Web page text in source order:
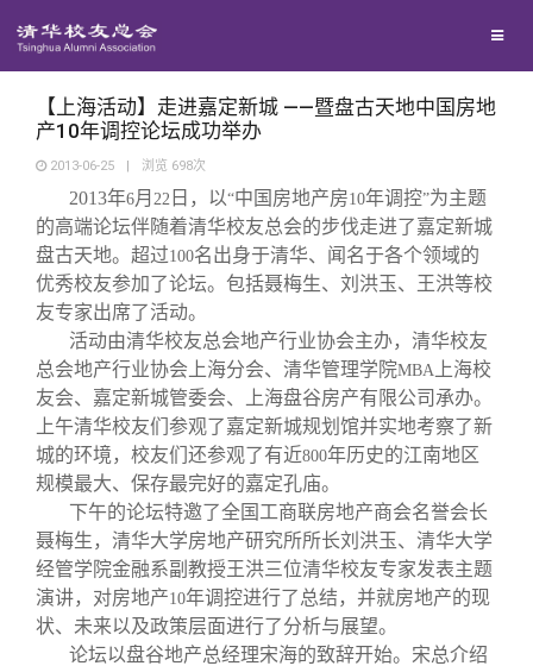
地区联络
年级联络
院系校友工作
兴趣群体
西南联大校友会
回馈母校
捐赠项目
捐赠新闻
捐赠方法
义工计划
媒体平台
《清华校友通讯》
我要订阅
新媒体平台
百年清华
清华故事
青春风采
校友文苑
校友讲坛
校友服务
终身学习
信息化服务
三创大赛
实用信息
校友总会
总会简介
会长致辞
总会章程
关闭
【上海活动】走进嘉定新城 ——暨盘古天地中国房地
产10年调控论坛成功举办
2013-06-25 | 浏览 698次
2013年6月 22 日，以“中国房地产房10年调控”为主题
的高端论坛伴随着清华校友总会的步伐走进了嘉定新城
盘古天地。超过100名出身于清华、闻名于各个领域的
优秀校友参加了论坛。包括聂梅生、刘洪玉、王洪等校
友专家出席了活动。
活动由清华校友总会地产行业协会主办，清华校友
总会地产行业协会上海分会、清华管理学院MBA 上海校
友会、嘉定新城管委会、上海盘谷房产有限公司承办。
上午清华校友们参观了嘉定新城规划馆并实地考察了新
城的环境，校友们还参观了有近800年历史的江南地区
规模最大、保存最完好的嘉定孔庙。
下午的论坛特邀了全国工商联房地产商会名誉会长
聂梅生，清华大学房地产研究所所长刘洪玉、清华大学
经管学院金融系副教授王洪三位清华校友专家发表主题
演讲，对房地产10年调控进行了总结，并就房地产的现
状、未来以及政策层面进行了分析与展望。
论坛以盘谷地产总经理宋海的致辞开始。宋总介绍